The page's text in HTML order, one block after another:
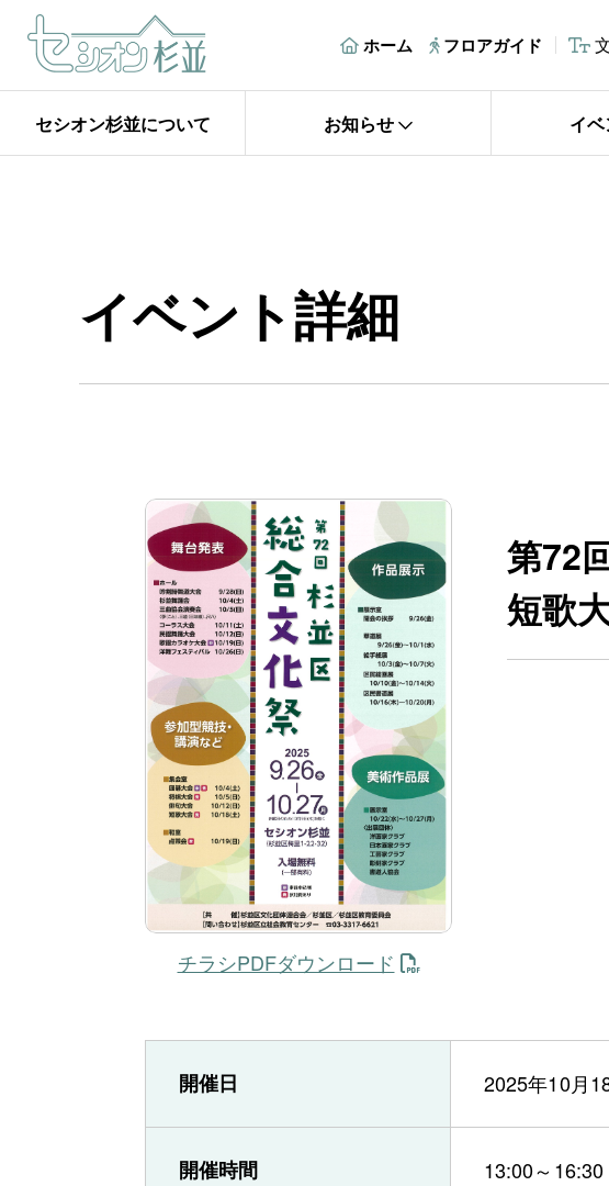
ホーム フロアガイド
セシオン杉並について お知らせ イベ
イベント詳細
第72
短歌
チラシPDFダウンロード
開催日 2025年10月
開催時間 13:00～16:30